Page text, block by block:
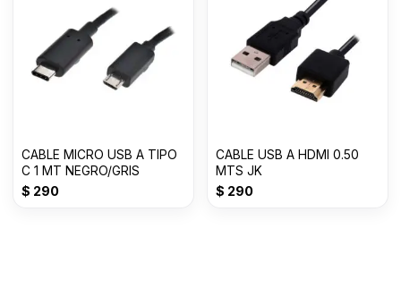
CABLE MICRO USB A TIPO
C 1 MT NEGRO/GRIS
$ 290
CABLE USB A HDMI 0.50
MTS JK
$ 290